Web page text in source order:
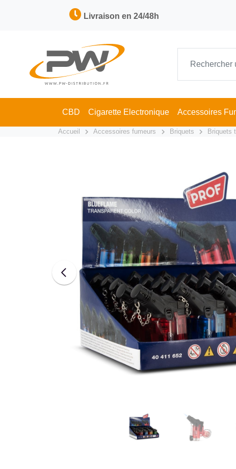
Livraison en 24/48h
CBD Cigarette Electronique Accessoires
Accueil Accessoires fumeurs Briquets Briquets